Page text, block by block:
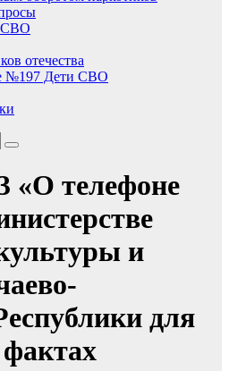
СВО
отечества
№197 Дети СВО
«О телефоне
и
для